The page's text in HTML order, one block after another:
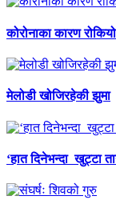
कोरोनाका कारण
मेलोडी खोजिरहेकी झुमा
‘हात दिनेभन्दा खुट्टा